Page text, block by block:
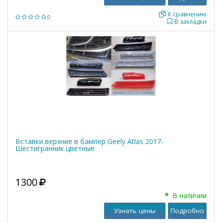
0
В закладки
К сравнению
Вставки верхние в бампер Geely Atlas 2017-
Шестигранник цветные
1300
В наличии
Узнать цены Подробно